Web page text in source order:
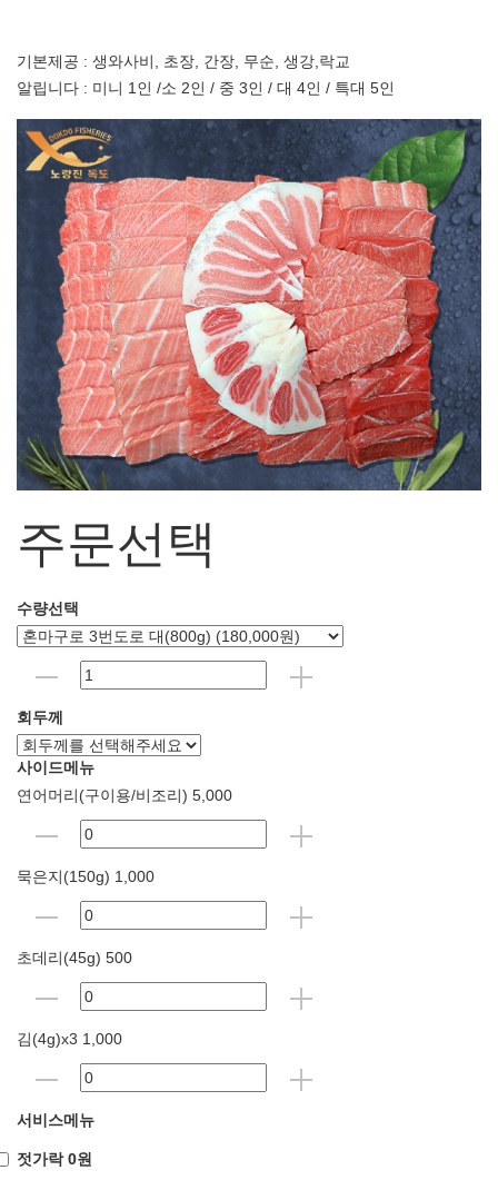
기본제공 : 생와사비, 초장, 간장, 무순, 생강,락교
알립니다 : 미니 1인 /소 2인 / 중 3인 / 대 4인 / 특대 5인
주문선택
수량선택
회두께
사이드메뉴
연어머리(구이용/비조리) 5,000
묵은지(150g) 1,000
초데리(45g) 500
김(4g)x3 1,000
서비스메뉴
젓가락 0원